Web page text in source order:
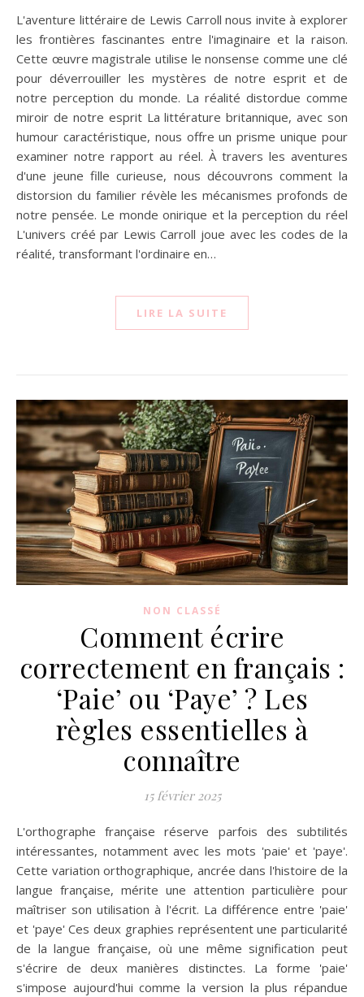
L'aventure littéraire de Lewis Carroll nous invite à explorer
les frontières fascinantes entre l'imaginaire et la raison.
Cette œuvre magistrale utilise le nonsense comme une clé
pour déverrouiller les mystères de notre esprit et de
notre perception du monde. La réalité distordue comme
miroir de notre esprit La littérature britannique, avec son
humour caractéristique, nous offre un prisme unique pour
examiner notre rapport au réel. À travers les aventures
d'une jeune fille curieuse, nous découvrons comment la
distorsion du familier révèle les mécanismes profonds de
notre pensée. Le monde onirique et la perception du réel
L'univers créé par Lewis Carroll joue avec les codes de la
réalité, transformant l'ordinaire en…
LIRE LA SUITE
NON CLASSÉ
Comment écrire
correctement en français :
‘Paie’ ou ‘Paye’ ? Les
règles essentielles à
connaître
15 février 2025
L'orthographe française réserve parfois des subtilités
intéressantes, notamment avec les mots 'paie' et 'paye'.
Cette variation orthographique, ancrée dans l'histoire de la
langue française, mérite une attention particulière pour
maîtriser son utilisation à l'écrit. La différence entre 'paie'
et 'paye' Ces deux graphies représentent une particularité
de la langue française, où une même signification peut
s'écrire de deux manières distinctes. La forme 'paie'
s'impose aujourd'hui comme la version la plus répandue